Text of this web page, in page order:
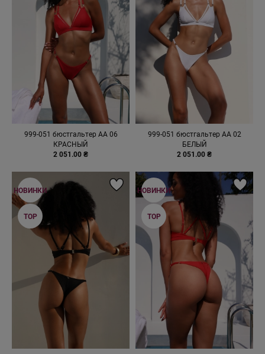
999-051 бюстгальтер AA 06
КРАСНЫЙ
2 051.00 ₴
999-051 бюстгальтер AA 02
БЕЛЫЙ
2 051.00 ₴
НОВИНКИ
TOP
НОВИНКИ
TOP